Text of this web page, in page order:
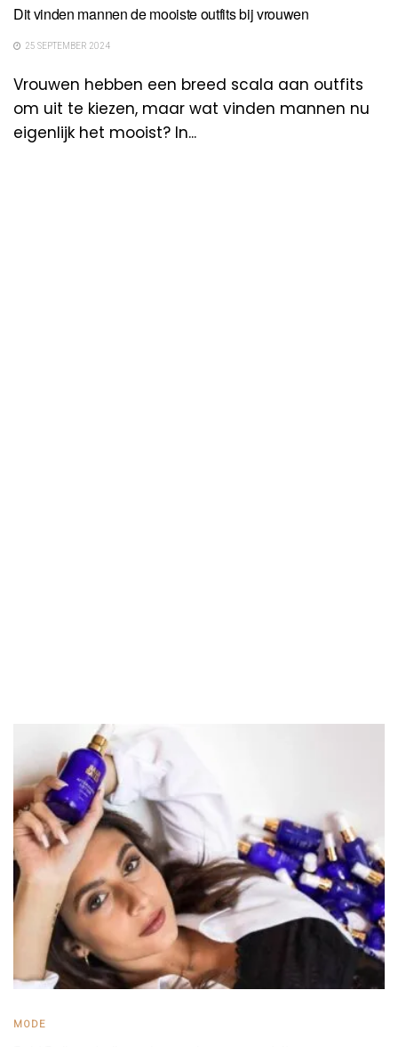
Dit vinden mannen de mooiste outfits bij vrouwen
25 SEPTEMBER 2024
Vrouwen hebben een breed scala aan outfits
om uit te kiezen, maar wat vinden mannen nu
eigenlijk het mooist? In...
MODE